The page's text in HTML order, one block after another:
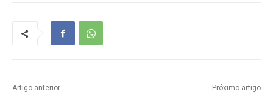
Artigo anterior Próximo artigo